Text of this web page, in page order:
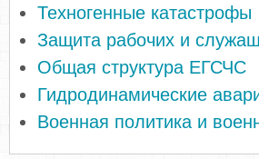
Техногенные катастрофы
Защита рабочих и
Общая структура ЕГСЧС
Гидродинамические
Военная политика и